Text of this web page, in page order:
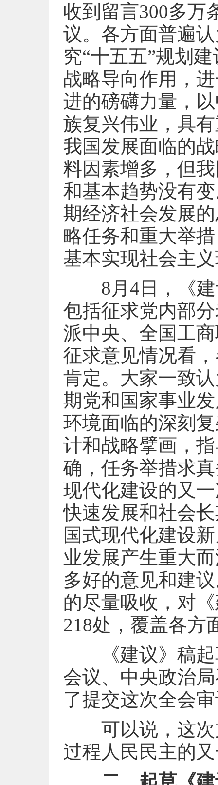
收到留言300多万
议。各方面普遍
究“十五五”规划
战略导向作用，
进的磅礴力量，
族复兴伟业，具
我国发展面临的
料因素增多，但
和基本趋势没有
期经济社会发展
略任务和重大举
基本实现社会主
8月4日，《建
包括征求党内部
派中央、全国工
征求意见情况看
肯定。大家一致
期党和国家事业
环境面临的深刻
计和战略擘画，
确，任务举措求
现代化建设的又
快速发展和社会
国式现代化建设
业发展产生重大
多好的意见和建
的尽量吸收，对
218处，覆盖各方
《建议》稿起
会议、中央政治
了提交这次全会
可以说，这次
过程人民民主的